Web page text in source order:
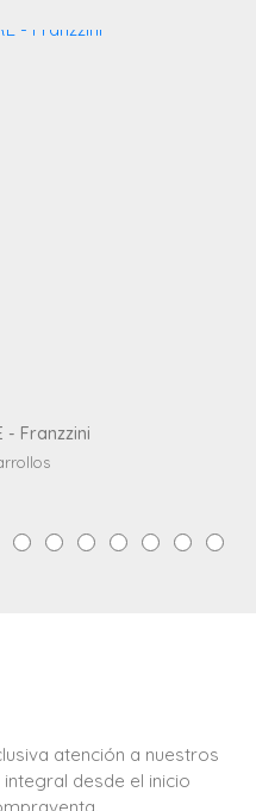
- Franzzini
atención a nuestros
desde el inicio